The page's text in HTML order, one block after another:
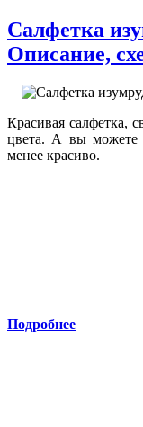
Салфетка
Описание,
Красивая салфетка,
цвета. А вы можете
менее красиво.
Подробнее